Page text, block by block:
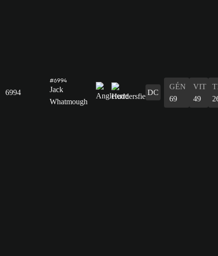
6994
#6994
Jack
Whatmough
DC
GÉN
69
VIT
49